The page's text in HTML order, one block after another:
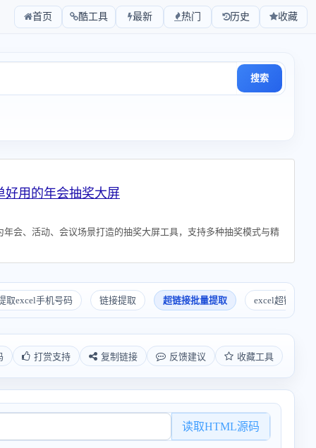
首页 酷工具 最新 热门 历史 收藏
搜索
好用的年会抽奖大屏
年会、活动、会议场景打造的抽奖大屏工具，支持多种抽奖模式与精
取excel手机号码 链接提取 超链接批量提取 excel超链接批
打赏支持 复制链接 反馈建议 收藏工具
读取HTML源码